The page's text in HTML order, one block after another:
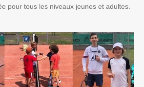
pour tous les niveaux jeunes et adultes.